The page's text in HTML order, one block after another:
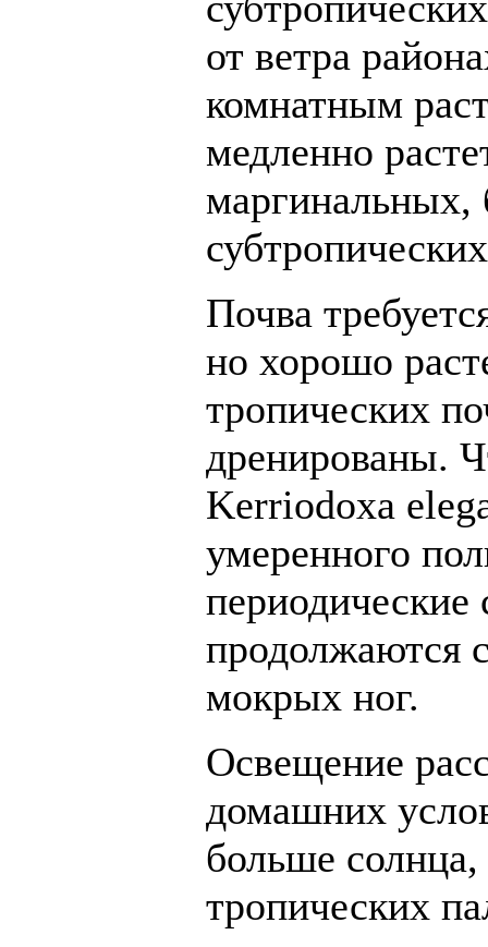
от ветра
комнатным
медленно
маргинальных,
Почва
но хорошо
тропических
дренированы.
Kerriodoxa
умеренного
продолжаются
мокрых ног.
Освещение
домашних
больше
тропических